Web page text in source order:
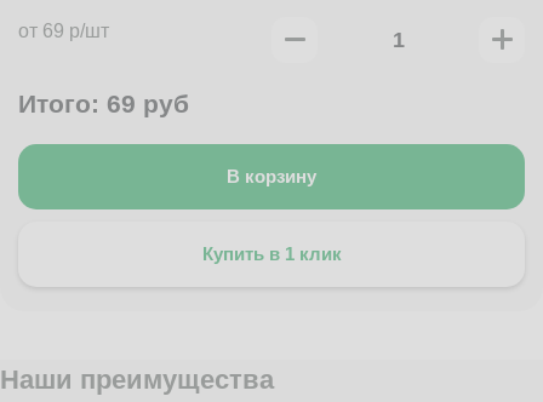
от 69 р/шт
Итого: 69 руб
В корзину
Купить в 1 клик
Наши преимущества